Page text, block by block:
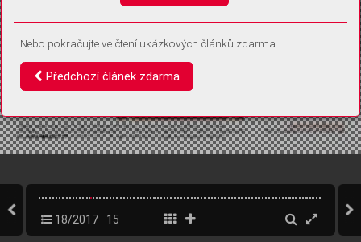
18/2017 15
Nebo pokračujte ve čtení ukázkových článků zdarma
Předchozí článek zdarma